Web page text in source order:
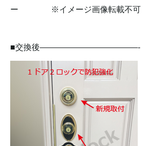
ー ※イメージ画像転載不可
■交換後————————————-